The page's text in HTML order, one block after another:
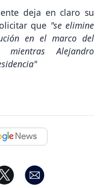
deja en claro su
que "se elimine
en el marco del
Alejandro